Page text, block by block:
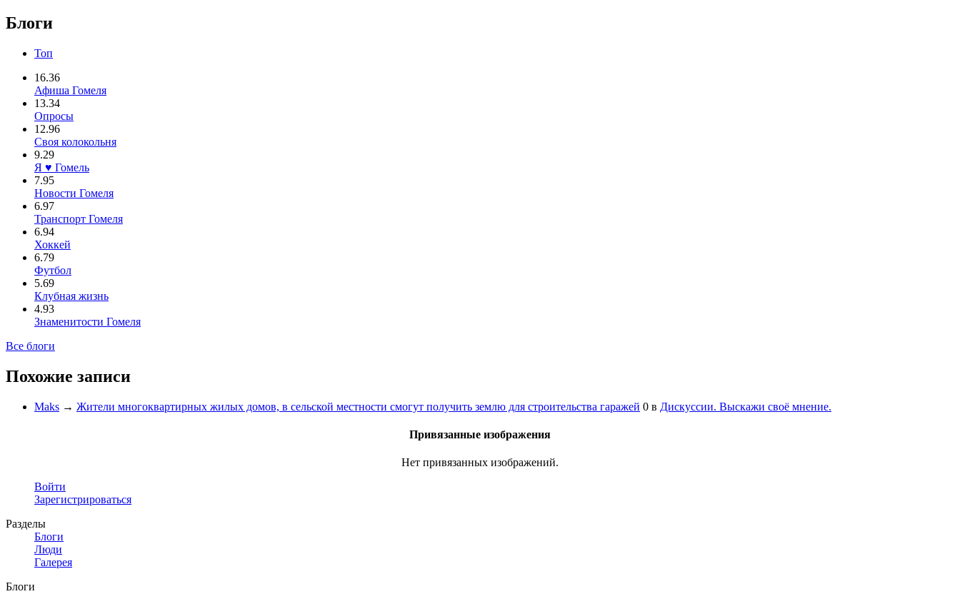
Блоги
Топ
16.36
Афиша Гомеля
13.34
Опросы
12.96
Своя колокольня
9.29
Я ♥ Гомель
7.95
Новости Гомеля
6.97
Транспорт Гомеля
6.94
Хоккей
6.79
Футбол
5.69
Клубная жизнь
4.93
Знаменитости Гомеля
Все блоги
Похожие записи
Maks → Жители многоквартирных жилых домов, в сельской местности смогут получить землю для строительства гаражей 0 в Дискуссии. Выскажи своё мнение.
Привязанные изображения
Нет привязанных изображений.
Войти
Зарегистрироваться
Разделы
Блоги
Люди
Галерея
Блоги